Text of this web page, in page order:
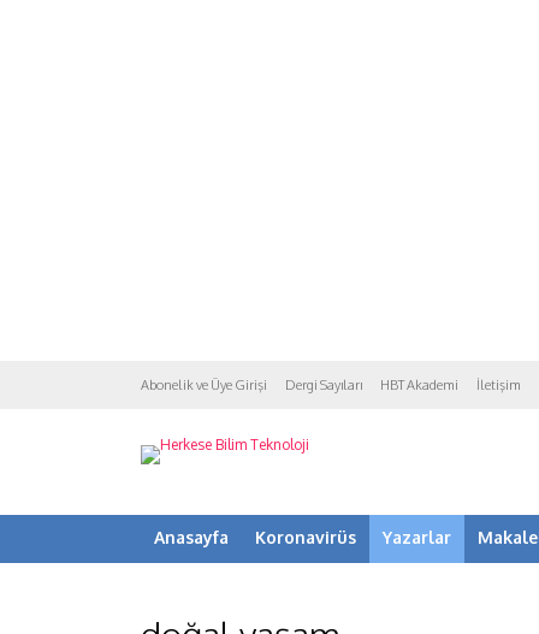
Abonelik ve Üye Girişi Dergi Sayıları HBT Akademi İletişim
Anasayfa Koronavirüs Yazarlar